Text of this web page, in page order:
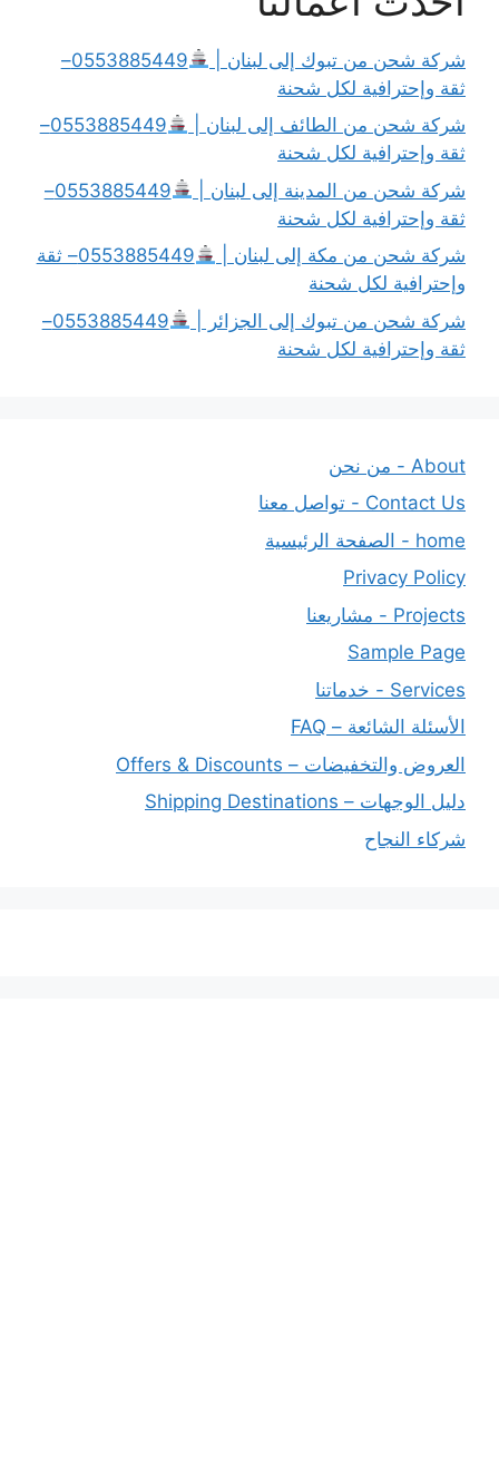
شركة شحن من تبوك إلى لبنان |
0553885449–
ثقة وإحترافية لكل شحنة
شركة شحن من الطائف إلى لبنان |
0553885449–
ثقة وإحترافية لكل شحنة
شركة شحن من المدينة إلى لبنان |
0553885449–
ثقة وإحترافية لكل شحنة
شركة شحن من مكة إلى لبنان |
0553885449– ثقة
وإحترافية لكل شحنة
شركة شحن من تبوك إلى الجزائر |
0553885449–
ثقة وإحترافية لكل شحنة
About - من نحن
Contact Us - تواصل معنا
home - الصفحة الرئيسية
Privacy Policy
Projects - مشاريعنا
Sample Page
Services - خدماتنا
الأسئلة الشائعة – FAQ
العروض والتخفيضات – Offers & Discounts
دليل الوجهات – Shipping Destinations
شركاء النجاح